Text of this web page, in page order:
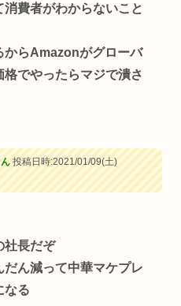
消費者がわからないこと
からAmazonがグローバ
でやったらマジで潰さ
投稿日時:2021/01/09(土)
社長だぞ
だん減って中華マケプレ
なる